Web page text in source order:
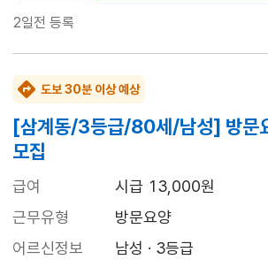
2일전 등록
도보 30분 이상 예상
[삼계동/3등급/80세/남성] 방문
모집
급여
시급 13,000원
근무유형
방문요양
어르신정보
남성 · 3등급